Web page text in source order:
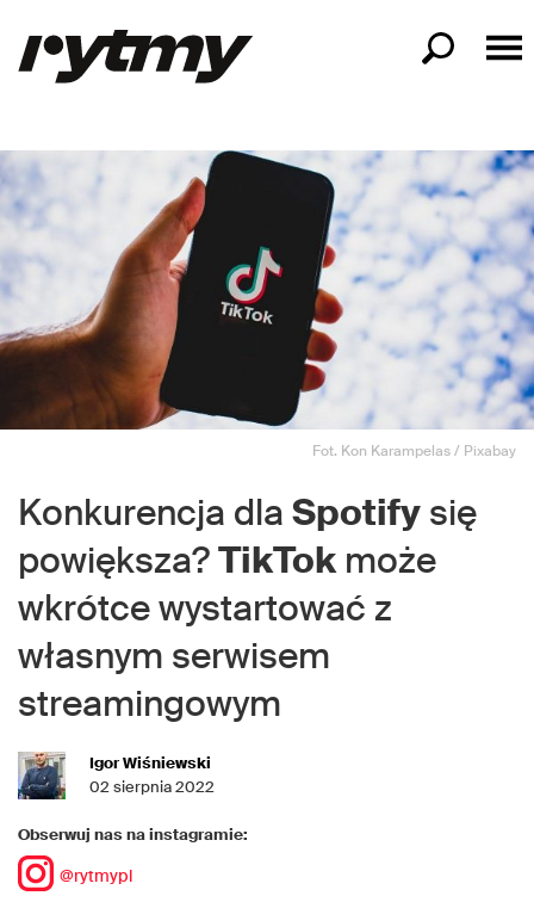
Fot. Kon Karampelas / Pixabay
Konkurencja dla Spotify się
powiększa?TikTokmoże
wkrótce wystartować z
własnym serwisem
streamingowym
Igor Wiśniewski
02 sierpnia 2022
Obserwuj nas na instagramie:
@rytmypl